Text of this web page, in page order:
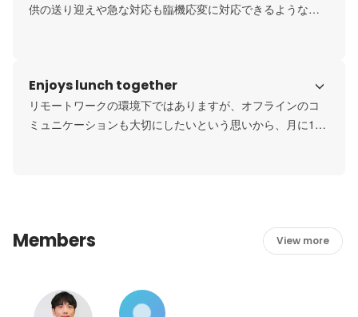
供の送り迎えや急な対応も臨機応変に対応できるような環
Enjoys lunch together
リモートワークの環境下ではありますが、オフラインのコ
ミュニケーションも大切にしたいという思いから、月に1度
Members View more